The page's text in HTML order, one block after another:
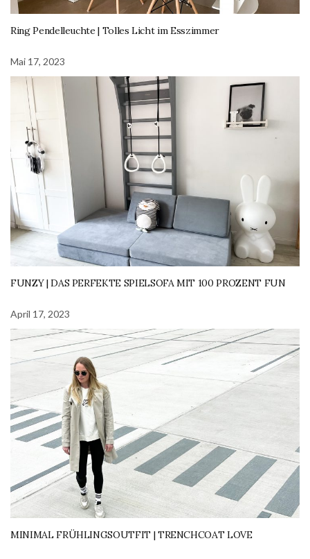
Ring Pendelleuchte | Tolles Licht im Esszimmer
Mai 17, 2023
FUNZY | DAS PERFEKTE SPIELSOFA MIT 100 PROZENT FUN
April 17, 2023
MINIMAL FRÜHLINGSOUTFIT | TRENCHCOAT LOVE